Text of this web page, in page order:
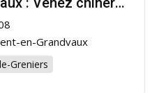
cause !
en-Grandvaux
Greniers